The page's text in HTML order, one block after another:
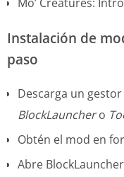
Instalación de
paso
Descarga un
BlockLaunchero
Obtén el mod en
Abre